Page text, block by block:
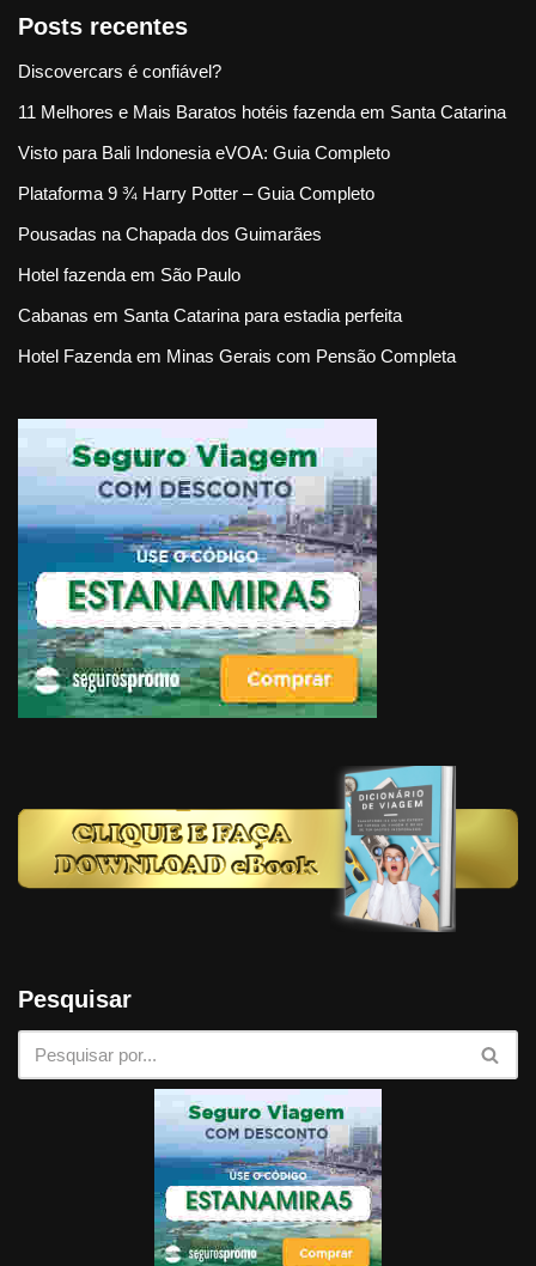
Posts recentes
Discovercars é confiável?
11 Melhores e Mais Baratos hotéis fazenda em Santa Catarina
Visto para Bali Indonesia eVOA: Guia Completo
Plataforma 9 ¾ Harry Potter – Guia Completo
Pousadas na Chapada dos Guimarães
Hotel fazenda em São Paulo
Cabanas em Santa Catarina para estadia perfeita
Hotel Fazenda em Minas Gerais com Pensão Completa
Pesquisar